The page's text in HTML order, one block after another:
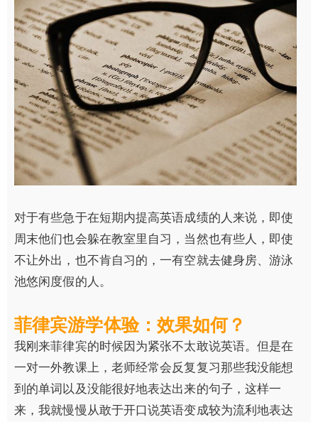
对于有些急于在短期内提高英语成绩的人来说，即使
周末他们也会躲在教室里自习，当然也有些人，即使
不让外出，也不肯自习的，一有空就去健身房、游泳
池悠闲度假的人。
菲律宾游学体验：效果如何？
我刚来菲律宾的时候因为紧张不太敢说英语。但是在
一对一外教课上，老师经常会反复复习那些我没能想
到的单词以及没能很好地表达出来的句子，这样一
来，我就慢慢从敢于开口说英语变成较为流利地表达